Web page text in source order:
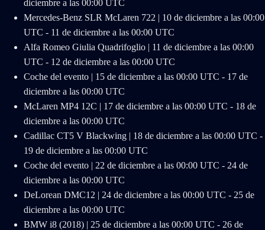
diciembre a las 00:00 UTC
Mercedes-Benz SLR McLaren 722 | 10 de diciembre a las 00:00
UTC - 11 de diciembre a las 00:00 UTC
Alfa Romeo Giulia Quadrifoglio | 11 de diciembre a las 00:00
UTC - 12 de diciembre a las 00:00 UTC
Coche del evento | 15 de diciembre a las 00:00 UTC - 17 de
diciembre a las 00:00 UTC
McLaren MP4 12C | 17 de diciembre a las 00:00 UTC - 18 de
diciembre a las 00:00 UTC
Cadillac CT5 V Blackwing | 18 de diciembre a las 00:00 UTC -
19 de diciembre a las 00:00 UTC
Coche del evento | 22 de diciembre a las 00:00 UTC - 24 de
diciembre a las 00:00 UTC
DeLorean DMC12 | 24 de diciembre a las 00:00 UTC - 25 de
diciembre a las 00:00 UTC
BMW i8 (2018) | 25 de diciembre a las 00:00 UTC - 26 de